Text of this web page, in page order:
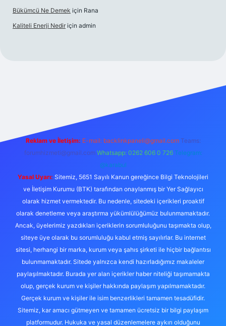
Bükümcü Ne Demek için Rana
Kaliteli Enerji Nedir için admin
Reklam ve İletişim: E-mail: backlinkpaneli@gmail.com Teams:
forumhizmeti@gmail.com Whatsapp: 0262 606 0 726 Telegram:
@karabul
Yasal Uyarı: Sitemiz, 5651 Sayılı Kanun gereğince Bilgi Teknolojileri
ve İletişim Kurumu (BTK) tarafından onaylanmış bir Yer Sağlayıcı
olarak hizmet vermektedir. Bu nedenle, sitedeki içerikleri proaktif
olarak denetleme veya araştırma yükümlülüğümüz bulunmamaktadır.
Ancak, üyelerimiz yazdıkları içeriklerin sorumluluğunu taşımakta olup,
siteye üye olarak bu sorumluluğu kabul etmiş sayılırlar. Bu internet
sitesi, herhangi bir marka, kurum veya şahıs şirketi ile hiçbir bağlantısı
bulunmamaktadır. Sitede yalnızca kendi hazırladığımız makaleler
paylaşılmaktadır. Burada yer alan içerikler haber niteliği taşımamakta
olup, gerçek kurum ve kişiler hakkında paylaşım yapılmamaktadır.
Gerçek kurum ve kişiler ile isim benzerlikleri tamamen tesadüfidir.
Sitemiz, kar amacı gütmeyen ve tamamen ücretsiz bir bilgi paylaşım
platformudur. Hukuka ve yasal düzenlemelere aykırı olduğunu